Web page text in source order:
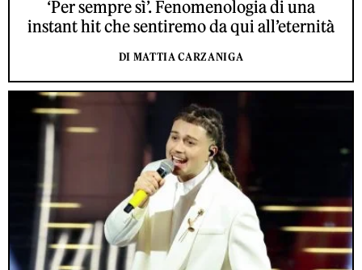
‘Per sempre sì’. Fenomenologia di una
instant hit che sentiremo da qui all’eternità
DI MATTIA CARZANIGA